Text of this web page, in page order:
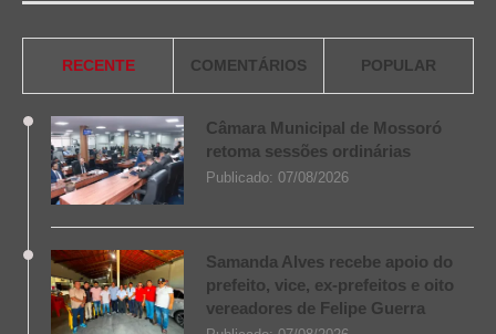
RECENTE COMENTÁRIOS POPULAR
Câmara Municipal de Mossoró
retoma sessões ordinárias
Publicado: 07/08/2026
Samanda Alves recebe apoio do
prefeito, vice, ex-prefeitos e oito
vereadores de Felipe Guerra